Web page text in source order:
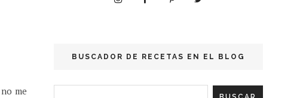
me
BUSCADOR DE RECETAS EN EL BLOG